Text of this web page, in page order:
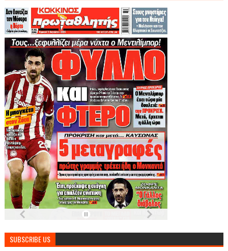
SUBSCRIBE US